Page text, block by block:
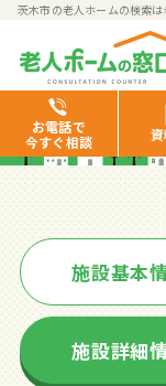
茨木市の老人ホームの検索
お電話で
今すぐ相談
そん
施設基本
施設詳細